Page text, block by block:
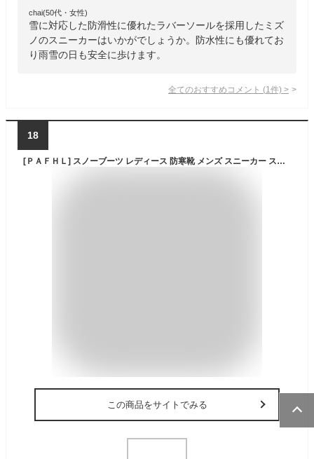
chai(50代・女性)
雪に対応した防滑性に優れたラバーソールを採用したミズ
ノのスニーカーはいかがでしょうか。防水性にも優れてお
り雨雪の日も安全に歩けます。
全てのおすすめコメント (1 件) >
18
[ＰＡＦＨＬ] スノーブーツ レディース 防寒靴 メンズ スニーカー スノーシューず メンズ 冬 防寒スニーカー 靴 裏起毛 暖かい 23.0cm-28.0cm ブラック 25.0cm
この商品をサイトでみる